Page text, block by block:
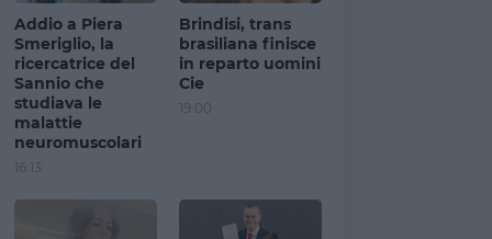
Addio a Piera
Smeriglio, la
ricercatrice del
Sannio che
studiava le
malattie
neuromuscolari
16:13
Brindisi, trans
brasiliana finisce
in reparto uomini
Cie
19:00